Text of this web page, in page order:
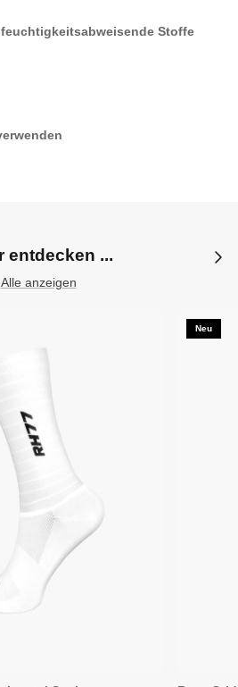
Stoffe
entdecken ...
Alle anzeigen
Neu